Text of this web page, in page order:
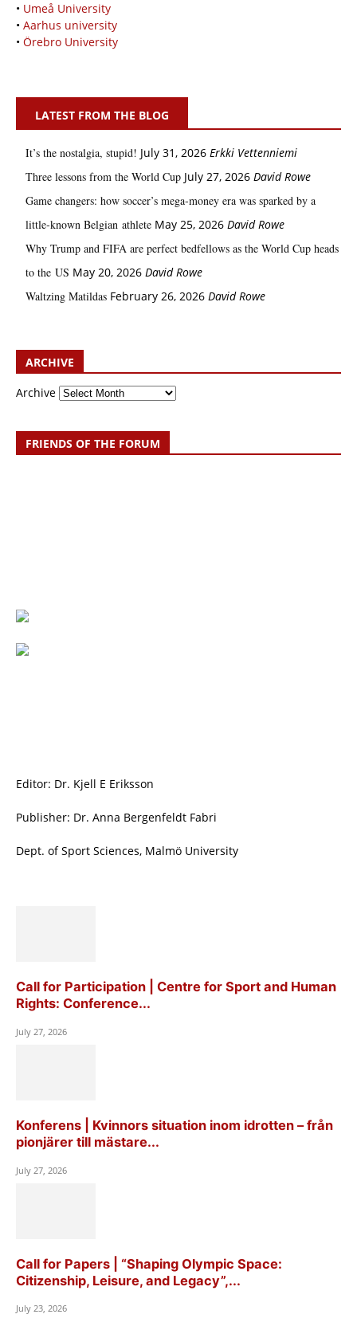
• Umeå University
• Aarhus university
• Örebro University
LATEST FROM THE BLOG
It’s the nostalgia, stupid! July 31, 2026 Erkki Vetten­­niemi
Three lessons from the World Cup July 27, 2026 David Rowe
Game changers: how soccer’s mega‑money era was sparked by a
little‑known Belgian athlete May 25, 2026 David Rowe
Why Trump and FIFA are perfect bedfellows as the World Cup heads
to the US May 20, 2026 David Rowe
Waltzing Matildas February 26, 2026 David Rowe
ARCHIVE
Archive
FRIENDS OF THE FORUM
Editor: Dr. Kjell E Eriksson
Publisher: Dr. Anna Bergenfeldt Fabri
Dept. of Sport Sciences, Malmö University
Call for Participation | Centre for Sport and Human
Rights: Conference...
July 27, 2026
Konferens | Kvinnors situation inom idrotten – från
pionjärer till mästare...
July 27, 2026
Call for Papers | “Shaping Olympic Space:
Citizenship, Leisure, and Legacy”,...
July 23, 2026